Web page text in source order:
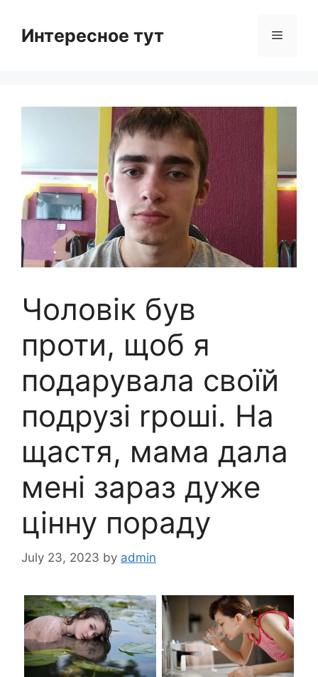
contentИнтересное тут Menu
Чоловік був
проти, щоб я
подарувала своїй
подрузі rроші. На
щастя, мама дала
мені зараз дуже
цінну пораду
July 23, 2023 by admin